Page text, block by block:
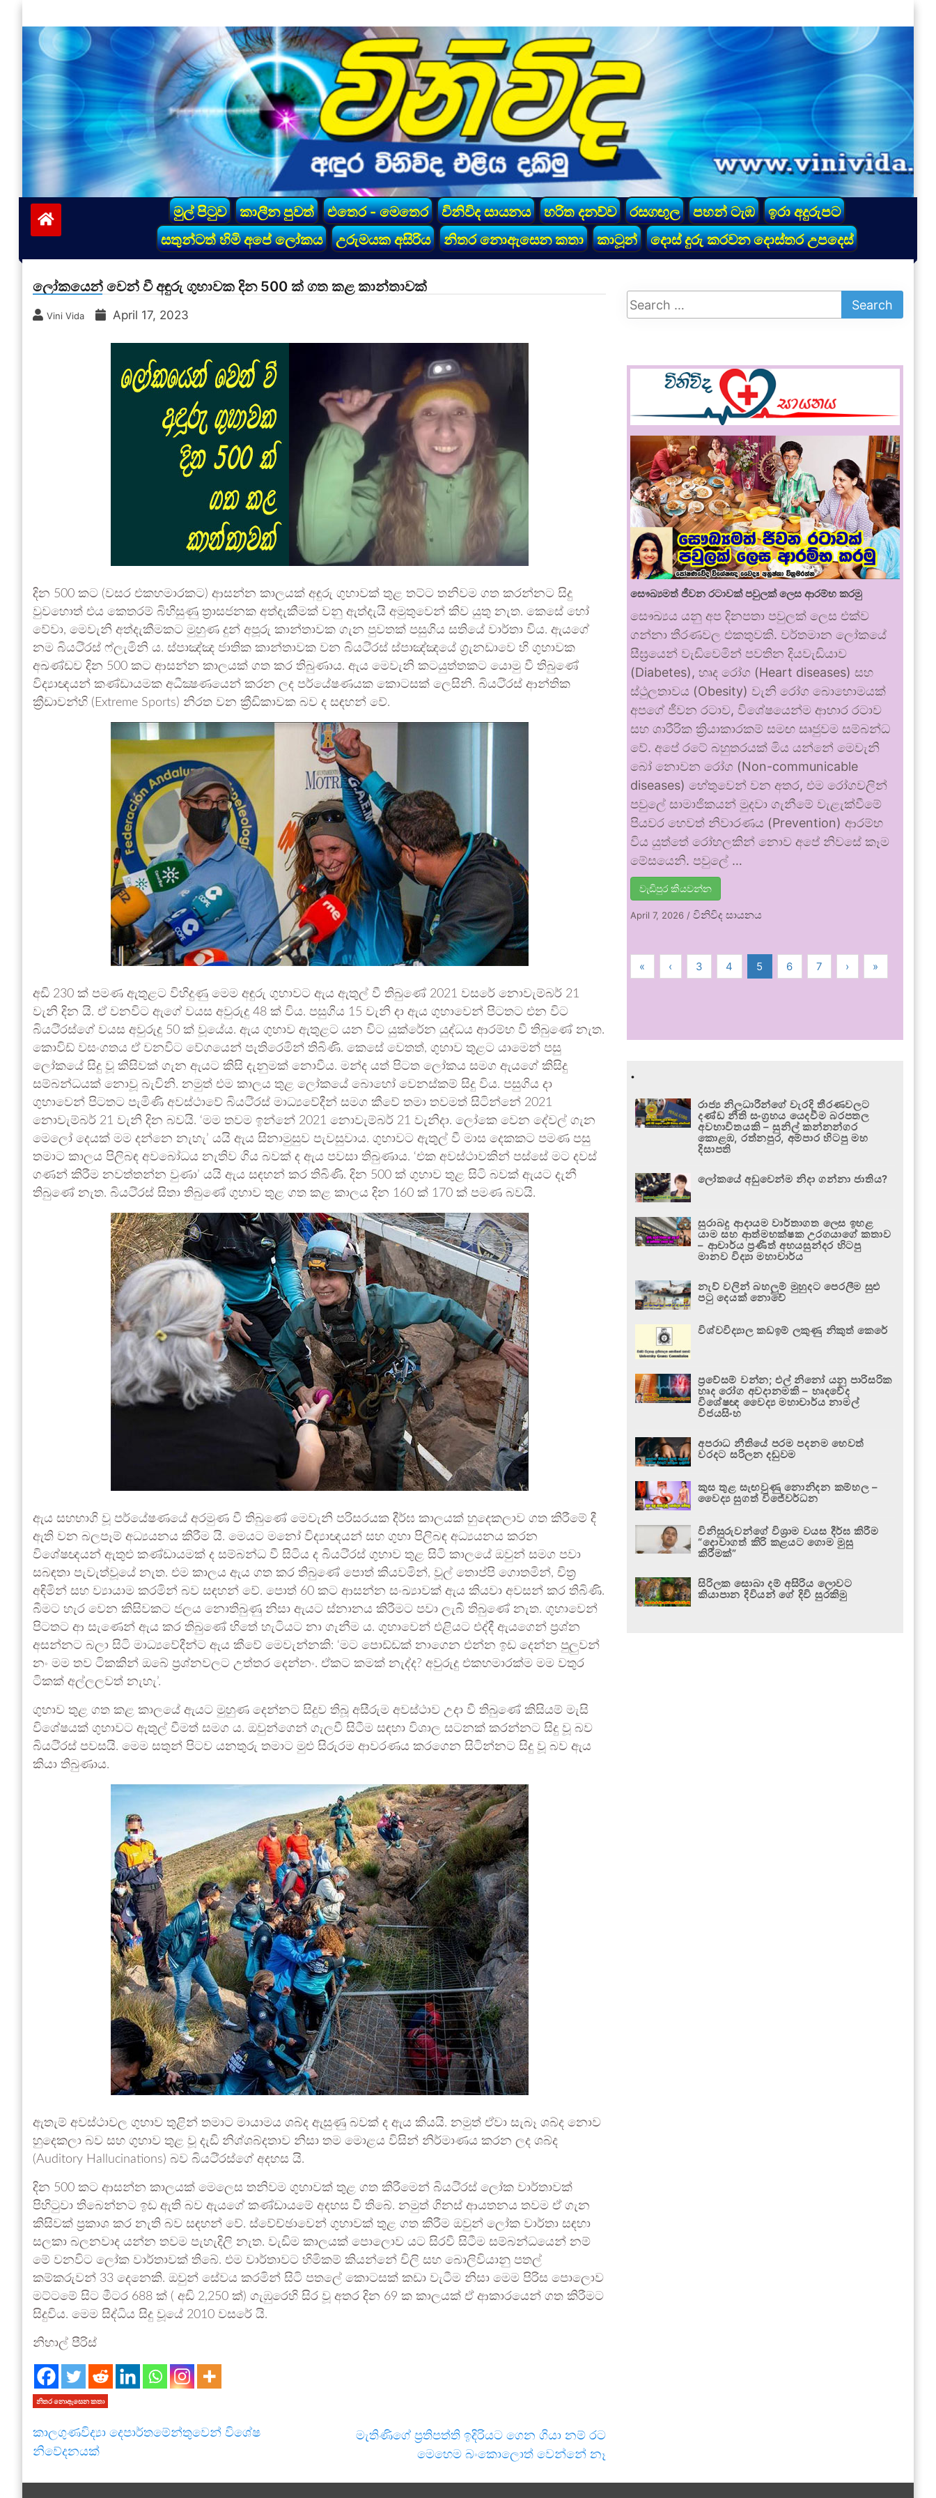
to
content
vinivida.lk
මුල් පිටුව කාලීන පුවත් එතෙර - මෙතෙර විනිවිද සායනය හරිත දනව්ව රසගඟුල පහන් ටැඹ
ඉරා අදුරුපට
සතුන්ටත් හිමි අපේ ලෝකය
උරුමයක අසිරිය නිතර නොඇසෙන කතා කාටූන් දොස් දුරු කරවන දොස්තර උපදෙස්
ලෝකයෙන් වෙන් වී අඳුරු ගුහාවක දින 500 ක් ගත කළ කාන්තාවක්
Vini Vida April 17, 2023
දින 500 කට (වසර එකහමාරකට) ආසන්න කාලයක් අඳුරු ගුහාවක් තුළ තට්ට තනිවම ගත කරන්නට සිදු
වුවහොත් එය කෙතරම් බිහිසුණු ත්‍රාසජනක අත්දැකීමක් වනු ඇත්දැයි අමුතුවෙන් කිව යුතු නැත. කෙසේ හෝ
වේවා, මෙවැනි අත්දැකීමකට මුහුණ දුන් අපූරු කාන්තාවක ගැන පුවතක් පසුගිය සතියේ වාර්තා විය. ඇයගේ
නම බියටි්‍රස් ෆ්ලැමිනි ය. ස්පාඤ්ඤ ජාතික කාන්තාවක වන බියටි්‍රස් ස්පාඤ්ඤයේ ග්‍රැනඩාවෙ හි ගුහාවක
අඛණ්ඩව දින 500 කට ආසන්න කාලයක් ගත කර තිබුණාය. ඇය මෙවැනි කටයුත්තකට යොමු වී තිබුණේ
විද්‍යාඥයන් කණ්ඩායමක අධීක්‍ෂණයෙන් කරන ලද පර්යේෂණයක කොටසක් ලෙසිනි. බියටි්‍රස් ආන්තික
ක්‍රීඩාවන්හි (Extreme Sports) නිරත වන ක්‍රීඩිකාවක බව ද සඳහන් වේ.
අඩි 230 ක් පමණ ඇතුළට විහිදුණු මෙම අඳුරු ගුහාවට ඇය ඇතුල් වී තිබුණේ 2021 වසරේ නොවැම්බර් 21
වැනි දින යි. ඒ වනවිට ඇගේ වයස අවුරුදු 48 ක් විය. පසුගිය 15 වැනි දා ඇය ගුහාවෙන් පිටතට එන විට
බියටි්‍රස්ගේ වයස අවුරුදු 50 ක් වූයේය. ඇය ගුහාව ඇතුළට යන විට යුක්රේන යුද්ධය ආරම්භ වී තිබුණේ නැත.
කොවිඩ් වසංගතය ඒ වනවිට වේගයෙන් පැතිරෙමින් තිබිණි. කෙසේ වෙතත්, ගුහාව තුළට යාමෙන් පසු
ලෝකයේ සිදු වූ කිසිවක් ගැන ඇයට කිසි දැනුමක් නොවීය. මන්ද යත් පිටත ලෝකය සමග ඇයගේ කිසිදු
සම්බන්ධයක් නොවූ බැවිනි. නමුත් එම කාලය තුළ ලෝකයේ බොහෝ වෙනස්කම් සිදු විය. පසුගිය දා
ගුහාවෙන් පිටතට පැමිණි අවස්ථාවේ බියටි්‍රස් මාධ්‍යවේදීන් සමග කීවේ තමා තවමත් සිටින්නේ 2021
නොවැම්බර් 21 වැනි දින බවයි. ‘මම තවම ඉන්නේ 2021 නොවැම්බර් 21 වැනිදා. ලෝකෙ වෙන දේවල් ගැන
මෙලෝ දෙයක් මම දන්නෙ නැහැ’ යයි ඇය සිනාමුසුව පැවසුවාය. ගුහාවට ඇතුල් වී මාස දෙකකට පමණ පසු
තමාට කාලය පිලිබඳ අවබෝධය නැතිව ගිය බවක් ද ඇය පවසා තිබුණාය. ‘එක අවස්ථාවකින් පස්සේ මට දවස්
ගණන් කිරීම නවත්තන්න වුණා’ යයි ඇය සඳහන් කර තිබිණි. දින 500 ක් ගුහාව තුළ සිටි බවක් ඇයට දැනී
තිබුණේ නැත. බියටි්‍රස් සිතා තිබුණේ ගුහාව තුළ ගත කළ කාලය දින 160 ක් 170 ක් පමණ බවයි.
ඇය සහභාගි වූ පර්යේෂණයේ අරමුණ වී තිබුණේ මෙවැනි පරිසරයක දීර්ඝ කාලයක් හුදෙකලාව ගත කිරීමේ දී
ඇති වන බලපෑම් අධ්‍යයනය කිරීම යි. මෙයට මනෝ විද්‍යාඥයන් සහ ගුහා පිලිබඳ අධ්‍යයනය කරන
විශේෂඥයන් ඇතුළු කණ්ඩායමක් ද සම්බන්ධ වී සිටිය ද බියටි්‍රස් ගුහාව තුළ සිටි කාලයේ ඔවුන් සමග පවා
සබඳතා පැවැත්වූයේ නැත. එම කාලය ඇය ගත කර තිබුණේ පොත් කියවමින්, වූල් තොප්පි ගොතමින්, චිත්‍ර
අඳිමින් සහ ව්‍යායාම කරමින් බව සඳහන් වේ. පොත් 60 කට ආසන්න සංඛ්‍යාවක් ඇය කියවා අවසන් කර තිබිණි.
බීමට හැර වෙන කිසිවකට ජලය නොතිබුණු නිසා ඇයට ස්නානය කිරීමට පවා ලැබී තිබුණේ නැත. ගුහාවෙන්
පිටතට ආ සැණෙන් ඇය කර තිබුණේ හිතේ හැටියට නා ගැනීම ය. ගුහාවෙන් එළියට එද්දී ඇයගෙන් ප්‍රශ්න
අසන්නට බලා සිටි මාධ්‍යවේදීන්ට ඇය කීවේ මෙවැන්නකි: ‘මට පොඩ්ඩක් නාගෙන එන්න ඉඩ දෙන්න පුලුවන්
නං මම තව ටිකකින් ඔබේ ප්‍රශ්නවලට උත්තර දෙන්නං. ඒකට කමක් නැද්ද? අවුරුදු එකහමාරක්ම මම වතුර
ටිකක් අල්ලලවත් නැහැ’.
ගුහාව තුළ ගත කළ කාලයේ ඇයට මුහුණ දෙන්නට සිදුව තිබූ අසීරුම අවස්ථාව උදා වී තිබුණේ කිසියම් මැසි
විශේෂයක් ගුහාවට ඇතුල් වීමත් සමග ය. ඔවුන්ගෙන් ගැලවී සිටීම සඳහා විශාල සටනක් කරන්නට සිදු වූ බව
බියටි්‍රස් පවසයි. මෙම සතුන් පිටව යනතුරු තමාට මුළු සිරුරම ආවරණය කරගෙන සිටින්නට සිදු වූ බව ඇය
කියා තිබුණාය.
ඇතැම් අවස්ථාවල ගුහාව තුළින් තමාට මායාමය ශබ්ද ඇසුණු බවක් ද ඇය කියයි. නමුත් ඒවා සැබෑ ශබ්ද නොව
හුදෙකලා බව සහ ගුහාව තුළ වූ දැඩි නිශ්ශබ්දතාව නිසා තම මොළය විසින් නිර්මාණය කරන ලද ශබ්ද
(Auditory Hallucinations) බව බියටි්‍රස්ගේ අදහස යි.
දින 500 කට ආසන්න කාලයක් මෙලෙස තනිවම ගුහාවක් තුළ ගත කිරීමෙන් බියටි්‍රස් ලෝක වාර්තාවක්
පිහිටුවා තිබෙන්නට ඉඩ ඇති බව ඇයගේ කණ්ඩායමේ අදහස වී තිබේ. නමුත් ගිනස් ආයතනය තවම ඒ ගැන
කිසිවක් ප්‍රකාශ කර නැති බව සඳහන් වේ. ස්වේච්ඡාවෙන් ගුහාවක් තුළ ගත කිරීම ඔවුන් ලෝක වාර්තා සඳහා
සලකා බලනවාද යන්න තවම පැහැදිලි නැත. වැඩිම කාලයක් පොලොව යට සිරවී සිටීම සම්බන්ධයෙන් නම්
මේ වනවිට ලෝක වාර්තාවක් තිබේ. එම වාර්තාවට හිමිකම් කියන්නේ චිලි සහ බොලිවියානු පතල්
කම්කරුවන් 33 දෙනෙකි. ඔවුන් සේවය කරමින් සිටි පතලේ කොටසක් කඩා වැටීම නිසා මෙම පිරිස පොලොව
මට්ටමේ සිට මීටර 688 ක් ( අඩි 2,250 ක්) ගැඹුරෙහි සිර වූ අතර දින 69 ක කාලයක් ඒ ආකාරයෙන් ගත කිරීමට
සිදුවිය. මෙම සිද්ධිය සිදු වූයේ 2010 වසරේ යි.
නිහාල් පීරිස්
නිතර නොඇසෙන කතා
කාලගුණවිද්‍යා දෙපාර්තමේන්තුවෙන් විශේෂ
නිවේදනයක්
මැතිණිගේ ප්‍රතිපත්ති ඉදිරියට ගෙන ගියා නම් රට
මෙහෙම බංකොලොත් වෙන්නේ නෑ
සෞඛ්‍යමත් ජීවන රටාවක් පවුලක් ලෙස ආරම්භ කරමු
සෞඛ්‍යය යනු අප දිනපතා පවුලක් ලෙස එක්ව
ගන්නා තීරණවල එකතුවකි. වර්තමාන ලෝකයේ
සීඝ්‍රයෙන් වැඩිවෙමින් පවතින දියවැඩියාව
(Diabetes), හෘද රෝග (Heart diseases) සහ
ස්ථුලතාවය (Obesity) වැනි රෝග බොහොමයක්
අපගේ ජීවන රටාව, විශේෂයෙන්ම ආහාර රටාව
සහ ශාරීරික ක්‍රියාකාරකම් සමඟ සෘජුවම සම්බන්ධ
වේ. අපේ රටේ බහුතරයක් මිය යන්නේ මෙවැනි
බෝ නොවන රෝග (Non-communicable
diseases) හේතුවෙන් වන අතර, එම රෝගවලින්
පවුලේ සාමාජිකයන් මුදවා ගැනීමේ වැළැක්වීමේ
පියවර හෙවත් නිවාරණය (Prevention) ආරම්භ
විය යුත්තේ රෝහලකින් නොව අපේ නිවසේ කෑම
මේසයෙනි. පවුලේ …
වැඩිපුර කියවන්න
April 7, 2026 /විනිවිද සායනය
« ‹ 3 4 5 6 7 › »
.
රාජ්‍ය නිලධාරීන්ගේ වැරදි තීරණවලට
දණ්ඩ නීති සංග්‍රහය යෙදවීම බරපතල
අවභාවිතයකි – සුනිල් කන්නන්ගර
කොළඹ, රත්නපුර, අම්පාර හිටපු මහ
දිසාපති
ලෝකයේ අඩුවෙන්ම නිදා ගන්නා ජාතිය?
සුරාබදු ආදායම වාර්තාගත ලෙස ඉහළ
යාම සහ ආත්මභක්ෂක උරගයාගේ කතාව
– ආචාර්ය ප්‍රණීත් අභයසුන්දර හිටපු
මානව විද්‍යා මහාචාර්ය
නැව් වලින් බහලුම් මුහුදට පෙරලීම සුළු
පටු දෙයක් නොවේ
විශ්වවිද්‍යාල කඩඉම් ලකුණු නිකුත් කෙරේ
ප්‍රවේසම් වන්න; එල් නිනෝ යනු පාරිසරික
හෘද රෝග අවදානමකි – හෘදවේද
විශේෂඥ වෛද්‍ය මහාචාර්ය නාමල්
විජයසිංහ
අපරාධ නීතියේ පරම පදනම හෙවත්
වරදට සරිලන දඬුවම
කුස තුළ සැඟවුණු නොනිදන කම්හල –
වෛද්‍ය සුගත් විජේවර්ධන
විනිසුරුවන්ගේ විශ්‍රාම වයස දීර්ඝ කිරීම
“දොවාගත් කිරි කළයට ගොම මුසු
කිරීමක්”
සිරිලක සොබා දම් අසිරිය ලොවට
කියාපාන දිවියන් ගේ දිවි සුරකිමු